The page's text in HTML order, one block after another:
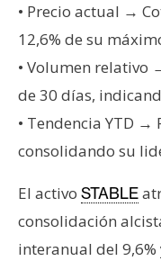
a
s
d
e
r
e
s
a
• Precio actual →
12,6% de su
• Volumen relativo
de 30 días,
• Tendencia YTD →
consolidando su
El activo STABLE
consolidación
interanual del 9,6%